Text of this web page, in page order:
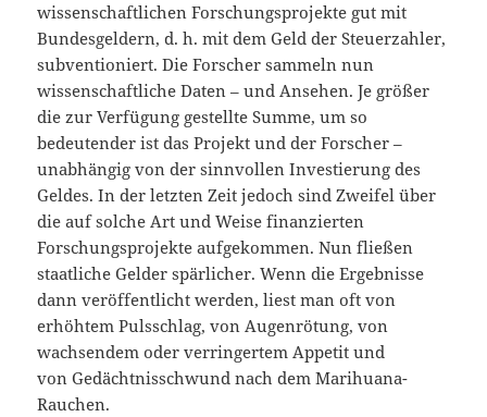
wissenschaftlichen Forschungsprojekte gut mit
Bundesgeldern, d. h. mit dem Geld der Steuerzahler,
subventioniert. Die Forscher sammeln nun
wissenschaftliche Daten – und Ansehen. Je größer
die zur Verfügung gestellte Summe, um so
bedeutender ist das Projekt und der Forscher –
unabhängig von der sinnvollen Investierung des
Geldes. In der letzten Zeit jedoch sind Zweifel über
die auf solche Art und Weise finanzierten
Forschungsprojekte aufgekommen. Nun fließen
staatliche Gelder spärlicher. Wenn die Ergebnisse
dann veröffentlicht werden, liest man oft von
erhöhtem Pulsschlag, von Augenrötung, von
wachsendem oder verringertem Appetit und
von Gedächtnisschwund nach dem Marihuana-
Rauchen.